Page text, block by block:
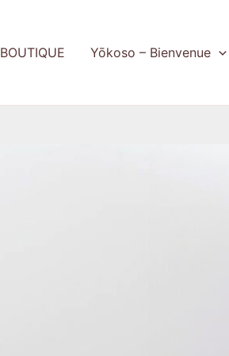
BOUTIQUE Yōkoso – Bienvenue